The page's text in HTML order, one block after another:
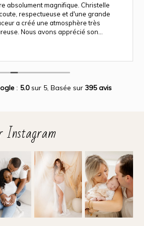
absolument magnifique. Christelle
respectueuse et d'une grande
a créé une atmosphère très
Nous avons apprécié son
Ce fut une expérience des plus
: 5.0sur 5, Basée sur 395 avis
Instagram